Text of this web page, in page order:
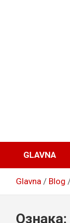
GLAVNA
Glavna Blog
Ознака: